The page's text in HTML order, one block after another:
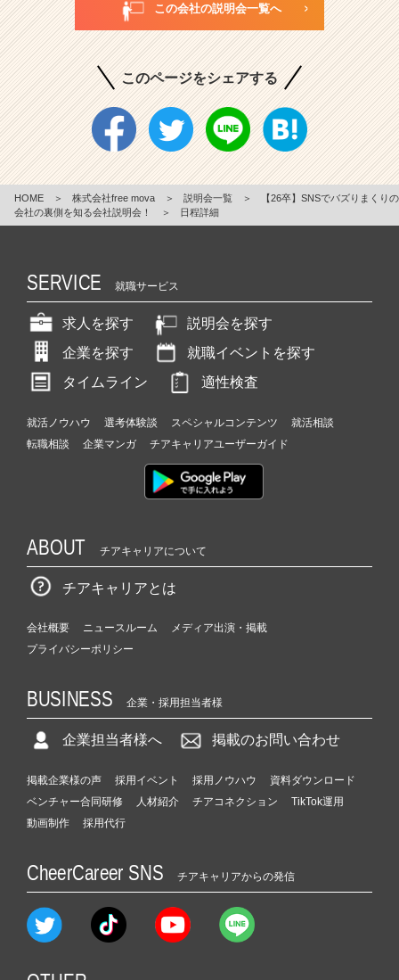
この会社の説明会一覧へ
このページをシェアする
HOME ＞ 株式会社free mova ＞ 説明会一覧 ＞
【26卒】SNSでバズりまくりの
会社の裏側を知る会社説明会！
＞ 日程詳細
SERVICE 就職サービス
求人を探す
説明会を探す
企業を探す
就職イベントを探す
タイムライン
適性検査
就活ノウハウ 選考体験談 スペシャルコンテンツ
就活相談
転職相談
企業マンガ チアキャリアユーザーガイド
ABOUT チアキャリアについて
チアキャリアとは
会社概要 ニュースルーム
メディア出演・掲載
プライバシーポリシー
BUSINESS 企業・採用担当者様
企業担当者様へ 掲載のお問い合わせ
掲載企業様の声 採用イベント 採用ノウハウ
資料ダウンロード
ベンチャー合同研修
人材紹介 チアコネクション
TikTok運用
動画制作
採用代行
CheerCareer SNS チアキャリアからの発信